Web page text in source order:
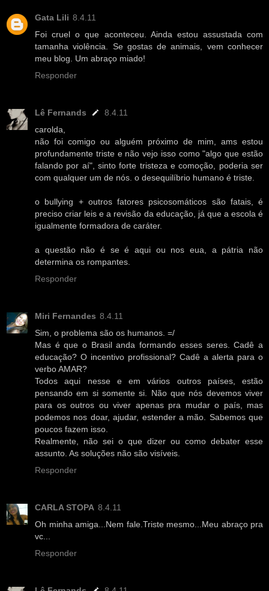
Gata Lili 8.4.11
Foi cruel o que aconteceu. Ainda estou assustada com
tamanha violência. Se gostas de animais, vem conhecer
meu blog. Um abraço miado!
Responder
Lê Fernands
8.4.11
carolda,
não foi comigo ou alguém próximo de mim, ams estou
profundamente triste e não vejo isso como "algo que estão
falando por aí", sinto forte tristeza e comoção, poderia ser
com qualquer um de nós. o desequilíbrio humano é triste.
o bullying + outros fatores psicosomáticos são fatais, é
preciso criar leis e a revisão da educação, já que a escola é
igualmente formadora de caráter.
a questão não é se é aqui ou nos eua, a pátria não
determina os rompantes.
Responder
Miri Fernandes 8.4.11
Sim, o problema são os humanos. =/
Mas é que o Brasil anda formando esses seres. Cadê a
educação? O incentivo profissional? Cadê a alerta para o
verbo AMAR?
Todos aqui nesse e em vários outros países, estão
pensando em si somente si. Não que nós devemos viver
para os outros ou viver apenas pra mudar o país, mas
podemos nos doar, ajudar, estender a mão. Sabemos que
poucos fazem isso.
Realmente, não sei o que dizer ou como debater esse
assunto. As soluções não são visíveis.
Responder
CARLA STOPA 8.4.11
Oh minha amiga...Nem fale.Triste mesmo...Meu abraço pra
vc...
Responder